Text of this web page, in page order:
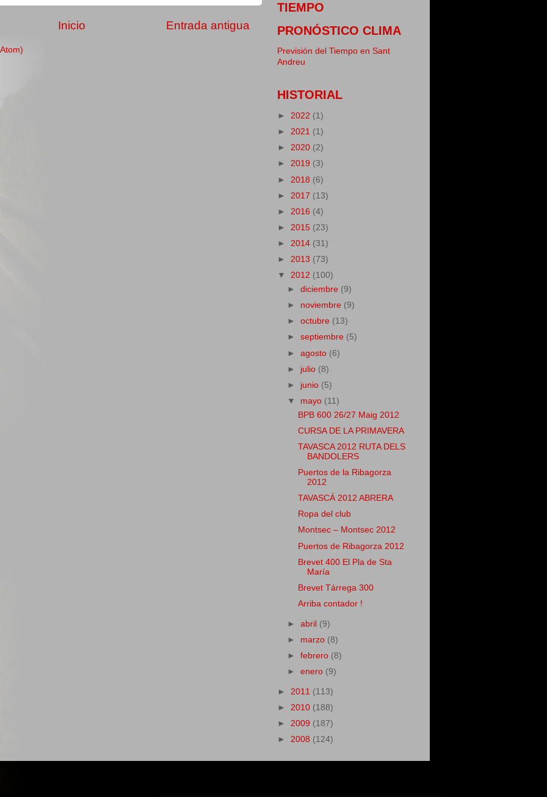
Entrada antigua
Inicio
TIEMPO
PRONÓSTICO CLIMA
Previsión del Tiempo en Sant
Andreu
HISTORIAL
► 2022 (1)
► 2021 (1)
► 2020 (2)
► 2019 (3)
► 2018 (6)
► 2017 (13)
► 2016 (4)
► 2015 (23)
► 2014 (31)
► 2013 (73)
▼ 2012 (100)
►diciembre (9)
► noviembre (9)
►octubre (13)
►septiembre (5)
►agosto (6)
► julio (8)
► junio (5)
▼ mayo (11)
BPB 600 26/27 Maig 2012
CURSA DE LA PRIMAVERA
TAVASCA 2012 RUTA DELS
BANDOLERS
Puertos de la Ribagorza
2012
TAVASCÁ 2012 ABRERA
Ropa del club
Montsec – Montsec 2012
Puertos de Ribagorza 2012
Brevet 400 El Pla de Sta
María
Brevet Tárrega 300
Arriba contador !
►abril (9)
► marzo (8)
►febrero (8)
►enero (9)
► 2011 (113)
► 2010 (188)
► 2009 (187)
► 2008 (124)